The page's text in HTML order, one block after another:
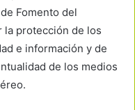
Fomento del
la protección de los
e información y de
de los medios